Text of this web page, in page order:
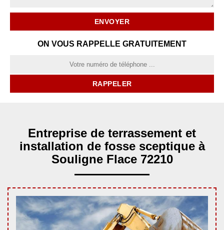
ON VOUS RAPPELLE GRATUITEMENT
Entreprise de terrassement et
installation de fosse sceptique à
Souligne Flace 72210